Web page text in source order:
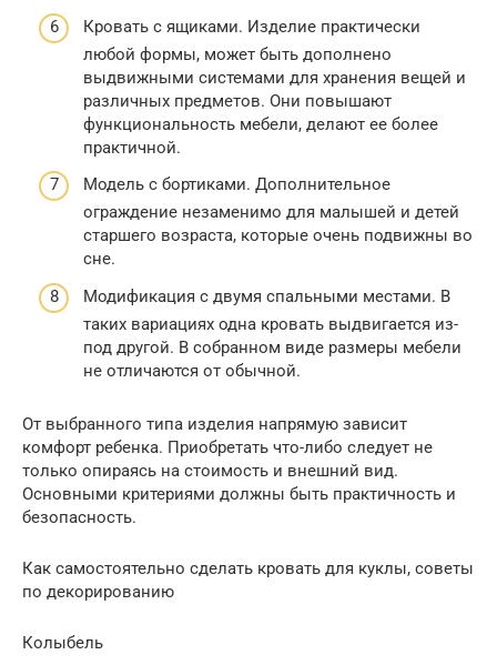
Кровать с ящиками. Изделие практически
любой формы, может быть дополнено
выдвижными системами для хранения вещей и
различных предметов. Они повышают
функциональность мебели, делают ее более
практичной.
Модель с бортиками. Дополнительное
ограждение незаменимо для малышей и детей
старшего возраста, которые очень подвижны во
сне.
Модификация с двумя спальными местами. В
таких вариациях одна кровать выдвигается из-
под другой. В собранном виде размеры мебели
не отличаются от обычной.
От выбранного типа изделия напрямую зависит
комфорт ребенка. Приобретать что-либо следует не
только опираясь на стоимость и внешний вид.
Основными критериями должны быть практичность и
безопасность.
Как самостоятельно сделать кровать для куклы, советы
по декорированию
Колыбель